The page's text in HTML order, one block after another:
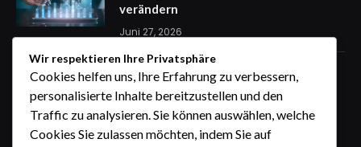
verändern
Juni 27, 2026
Zaunfelder von WIŚNIOWSKI –
professionelle Lösungen für sichere
Unternehmensgelände
Juni 25, 2026
Wir respektieren Ihre Privatsphäre
Cookies helfen uns, Ihre Erfahrung zu verbessern,
personalisierte Inhalte bereitzustellen und den
Traffic zu analysieren. Sie können auswählen, welche
Cookies Sie zulassen möchten, indem Sie auf